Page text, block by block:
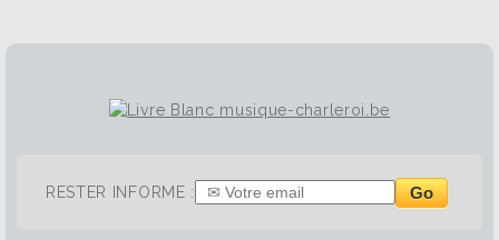
RESTER INFORME : Go